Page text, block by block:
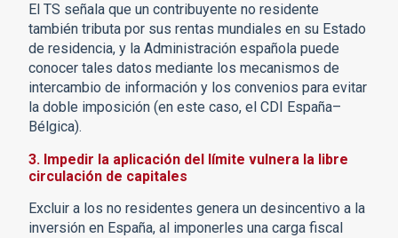
El TS señala que un contribuyente no residente
también tributa por sus rentas mundiales en su Estado
de residencia, y la Administración española puede
conocer tales datos mediante los mecanismos de
intercambio de información y los convenios para evitar
la doble imposición (en este caso, el CDI España–
Bélgica).
3. Impedir la aplicación del límite vulnera la libre
circulación de capitales
Excluir a los no residentes genera un desincentivo a la
inversión en España, al imponerles una carga fiscal